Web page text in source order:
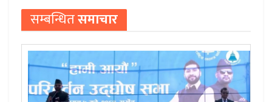
सम्बन्धितसमाचार